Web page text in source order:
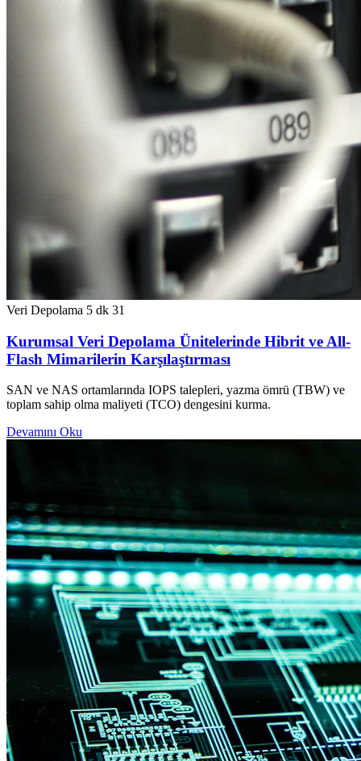
Veri Depolama 5 dk 31
Kurumsal Veri Depolama Ünitelerinde Hibrit ve All-
Flash Mimarilerin Karşılaştırması
SAN ve NAS ortamlarında IOPS talepleri, yazma ömrü (TBW) ve
toplam sahip olma maliyeti (TCO) dengesini kurma.
Devamını Oku